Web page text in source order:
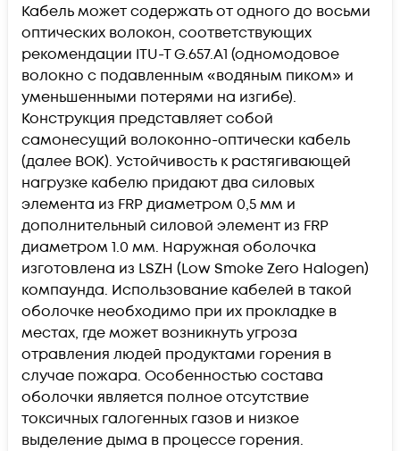
Кабель может содержать от одного до восьми
оптических волокон, соответствующих
рекомендации ITU-T G.657.А1 (одномодовое
волокно с подавленным «водяным пиком» и
уменьшенными потерями на изгибе).
Конструкция представляет собой
самонесущий волоконно-оптически кабель
(далее ВОК). Устойчивость к растягивающей
нагрузке кабелю придают два силовых
элемента из FRP диаметром 0,5 мм и
дополнительный силовой элемент из FRP
диаметром 1.0 мм. Наружная оболочка
изготовлена из LSZH (Low Smoke Zero Halogen)
компаунда. Использование кабелей в такой
оболочке необходимо при их прокладке в
местах, где может возникнуть угроза
отравления людей продуктами горения в
случае пожара. Особенностью состава
оболочки является полное отсутствие
токсичных галогенных газов и низкое
выделение дыма в процессе горения.